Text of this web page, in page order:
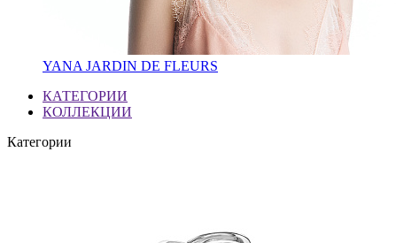
YANA JARDIN DE FLEURS
КАТЕГОРИИ
КОЛЛЕКЦИИ
Категории